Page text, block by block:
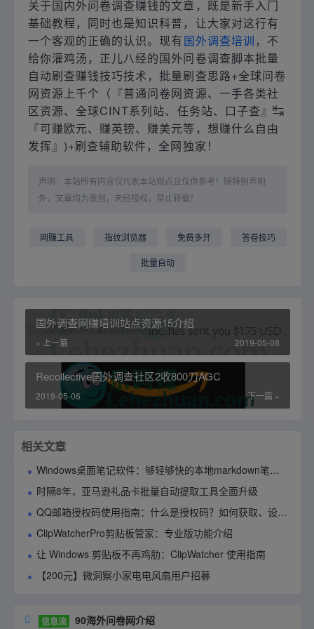
关于国内外问卷调查赚钱的文章，既是新手入门
基础教程，同时也是知识科普，让大家对这行有
一个客观的正确的认识。现有国外调查培训 ，不
给你灌鸡汤，正儿八经的国外问卷调查脚本批量
自动刷查赚钱技巧技术，批量刷查思路+全球问卷
网资源上千个（『普通问卷网资源、一手各类社
区资源、全球CINT系列站、任务站、口子查』↹
『可赚欧元、赚英镑、赚美元等，想赚什么自由
发挥』)+刷查辅助软件，全网独家！
声明：本站所有内容仅代表本站观点且仅供参考！除特别声明
外，文章均为原创，未经授权，禁止转载！
网赚工具 指纹浏览器 免费多开 答卷技巧
批量自动
国外调查网赚培训站点资源15介绍
« 上一篇 2019-05-08
Recollective国外调查社区2收800刀AGC
下一篇 »
2019-05-06
相关文章
Windows桌面笔记软件：够轻够快的本地markdown笔记应用90notes使用指南
时隔8年，亚马逊礼品卡批量自动提取工具全面升级
QQ邮箱授权码使用指南：什么是授权码？如何获取、设置与管理？
ClipWatcherPro剪贴板管家：专业版功能介绍
让 Windows 剪贴板不再鸡肋：ClipWatcher 使用指南
【200元】微洞察小家电电风扇用户招募
信息流 90海外问卷网介绍
